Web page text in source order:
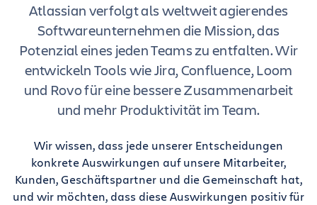
Atlassian verfolgt als weltweit agierendes
Softwareunternehmen die Mission, das
Potenzial eines jeden Teams zu entfalten. Wir
entwickeln Tools wie Jira, Confluence, Loom
und Rovo für eine bessere Zusammenarbeit
und mehr Produktivität im Team.
Wir wissen, dass jede unserer Entscheidungen
konkrete Auswirkungen auf unsere Mitarbeiter,
Kunden, Geschäftspartner und die Gemeinschaft hat,
und wir möchten, dass diese Auswirkungen positiv für